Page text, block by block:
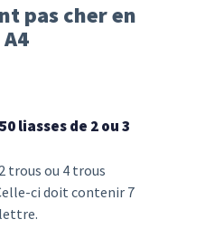
pas cher en
liasses de 2 ou 3
trous ou 4 trous
ci doit contenir 7